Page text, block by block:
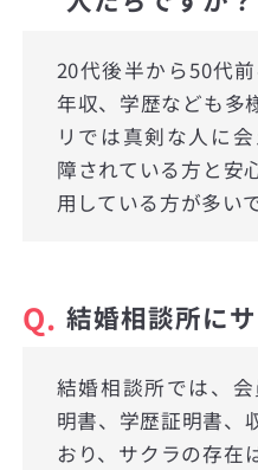
20代後半から50代
年収、学歴なども多
リでは真剣な人に
障されている方と安
用している方が多いで
Q. 結婚相談所に
結婚相談所では、
明書、学歴証明書、
おり、サクラの存在